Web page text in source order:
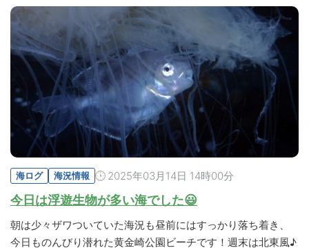
海ログ 海況情報 2025年03月14日 14時00分
今日は浮遊生物が多い海でした😃
朝は少々ザワついていた海況も昼前にはすっかり落ち着き、
今日ものんびり潜れた黄金崎公園ビーチです！週末は北東風♪